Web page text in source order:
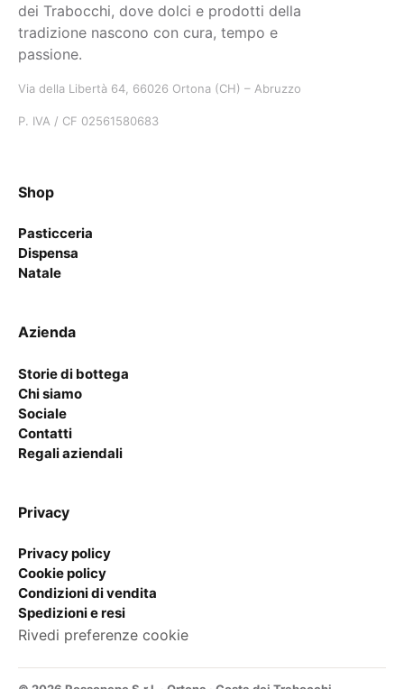
dei Trabocchi, dove dolci e prodotti della
tradizione nascono con cura, tempo e
passione.
Via della Libertà 64, 66026 Ortona (CH) – Abruzzo
P. IVA / CF 02561580683
Shop
Pasticceria
Dispensa
Natale
Azienda
Storie di bottega
Chi siamo
Sociale
Contatti
Regali aziendali
Privacy
Privacy policy
Cookie policy
Condizioni di vendita
Spedizioni e resi
Rivedi preferenze cookie